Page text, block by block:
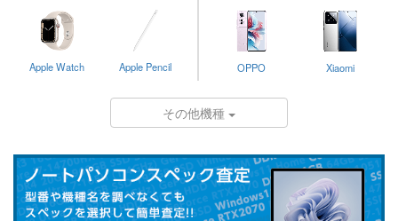
Apple Watch Apple Pencil OPPO Xiaomi
その他機種